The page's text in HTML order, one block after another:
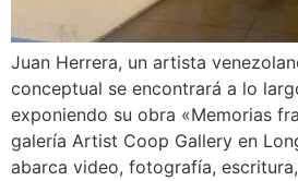
Juan Herrera, un artista
conceptual se encontrará a lo
exponiendo su obra «Memorias
galería Artist Coop Gallery en
abarca video, fotografía,